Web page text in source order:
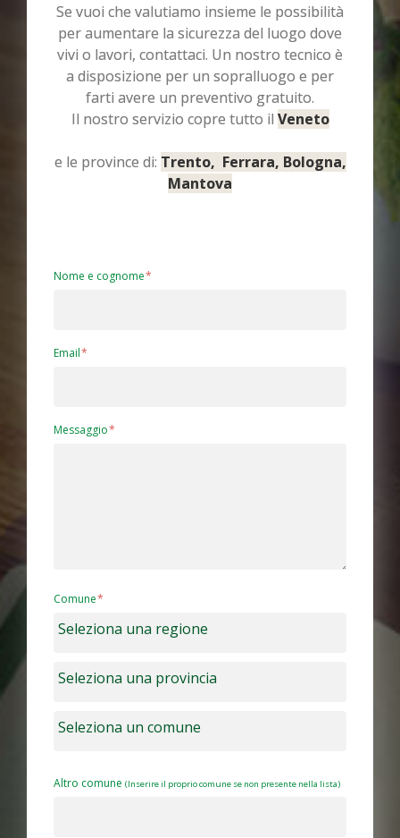
Se vuoi che valutiamo insieme le possibilità
per aumentare la sicurezza del luogo dove
vivi o lavori, contattaci. Un nostro tecnico è
a disposizione per un sopralluogo e per
farti avere un preventivo gratuito.
Il nostro servizio copre tutto il Veneto
e le province di: Trento, Ferrara, Bologna,
Mantova
Nome e cognome
Email
Messaggio
Comune
Altro comune (Inserire il proprio comune se non presente nella lista)